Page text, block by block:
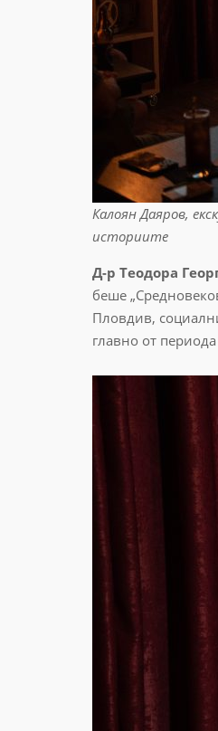
Калоян Даяров,
историите
Д-р Теодора
беше
Пловдив,
главно от периода